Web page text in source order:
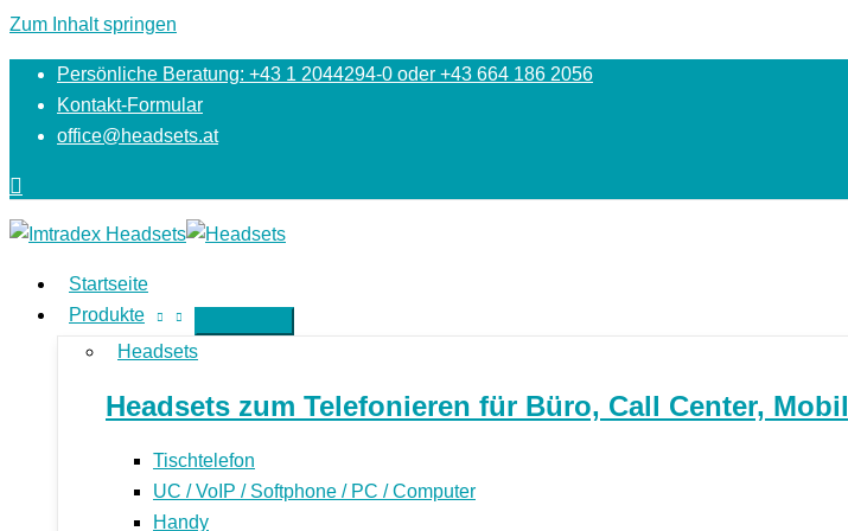
Zum Inhalt springen
Persönliche Beratung: +43 1 2044294-0 oder +43 664 186 2056
Kontakt-Formular
office@headsets.at
Startseite
Produkte
Headsets
Headsets zum Telefonieren für Büro, Call Center, Mobil
Tischtelefon
UC / VoIP / Softphone / PC / Computer
Handy